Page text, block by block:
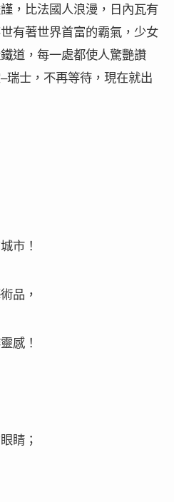
，比法國人浪漫，日內瓦有
有著世界首富的霸氣，少女
道，每一處都使人驚艷讚
–瑞士，不再等待，現在就出
市！
品，
感！
睛；